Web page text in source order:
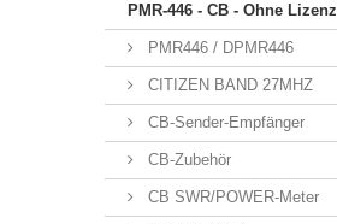
PMR-446 - CB - Ohne Lizenz
PMR446 / DPMR446
CITIZEN BAND 27MHZ
CB-Sender-Empfänger
CB-Zubehör
CB SWR/POWER-Meter